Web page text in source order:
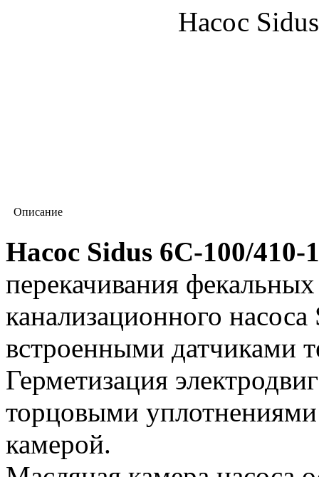
Насос
Описание
Насос Sidus 6С-100/410-
перекачивания
канализационного
встроенными датчиками
Герметизация
торцовыми
камерой.